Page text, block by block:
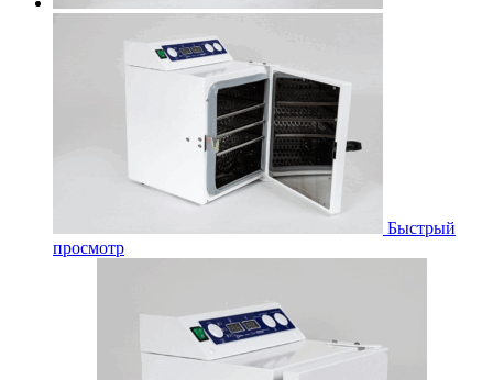
Быстрый
просмотр